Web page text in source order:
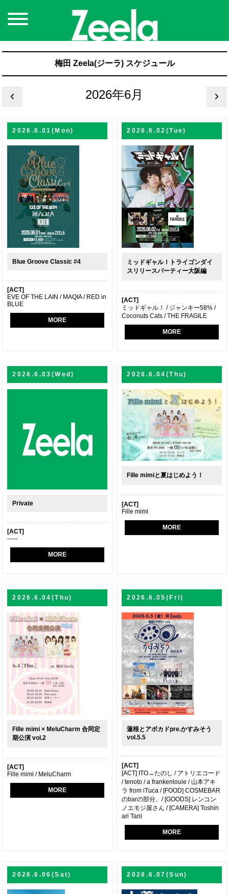
梅田 Zeela(ジーラ) スケジュール
2026年6月
2026.6.01(Mon)
Blue Groove Classic #4
[ACT]
EVE OF THE LAIN / MAQIA / RED in
BLUE
MORE
2026.6.02(Tue)
ミッドギャル！トライゴンダイ
スリリースパーティー大阪編
[ACT]
ミッドギャル！ / ジャンキー58% /
Coconuts Cats / THE FRAGILE
MORE
2026.6.03(Wed)
Private
[ACT]
-----
MORE
2026.6.04(Thu)
Fille mimiと夏はじめよう！
[ACT]
Fille mimi
MORE
2026.6.04(Thu)
Fille mimi × MeluCharm 合同定
期公演 vol.2
[ACT]
Fille mimi / MeluCharm
MORE
2026.6.05(Fri)
蓮根とアボカドpre.かすみそう
vol.5.5
[ACT]
[ACT] ITO→たのし / アトリエコード
/ tenoto / a frankenlouie / 山本アキ
ラ from iTuca / [FOOD] COSMEBAR
のbarの部分。/ [GOODS] レンコン
ノエモジ屋さん / [CAMERA] Toshin
ari Tani
MORE
2026.6.06(Sat) 2026.6.07(Sun)